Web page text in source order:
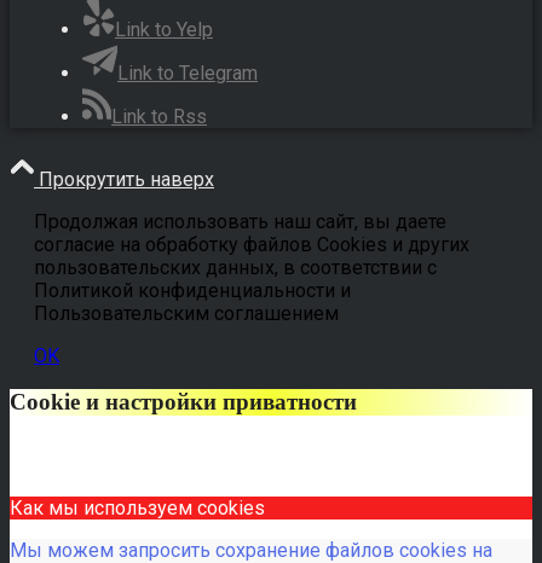
Link to Yelp
Link to Telegram
Link to Rss
Прокрутить наверх
Продолжая использовать наш сайт, вы даете
согласие на обработку файлов Cookies и других
пользовательских данных, в соответствии с
Политикой конфиденциальности и
Пользовательским соглашением
OK
Cookie и настройки приватности
Как мы используем cookies
Мы можем запросить сохранение файлов cookies на